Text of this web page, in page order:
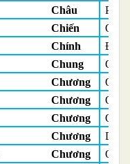
Châu
Phụ
Chiến
Chính
Đại
Chung
Chương
Chương
Chương
Chương
Du
Chương